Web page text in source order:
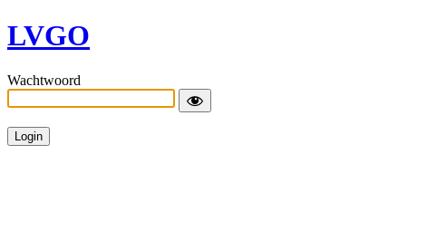
LVGO
Wachtwoord